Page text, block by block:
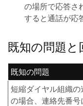
の場所で応答さ
すると通話が応
既知の問題と
既知の問題
短縮ダイヤル組織の
の場合、連絡先番号